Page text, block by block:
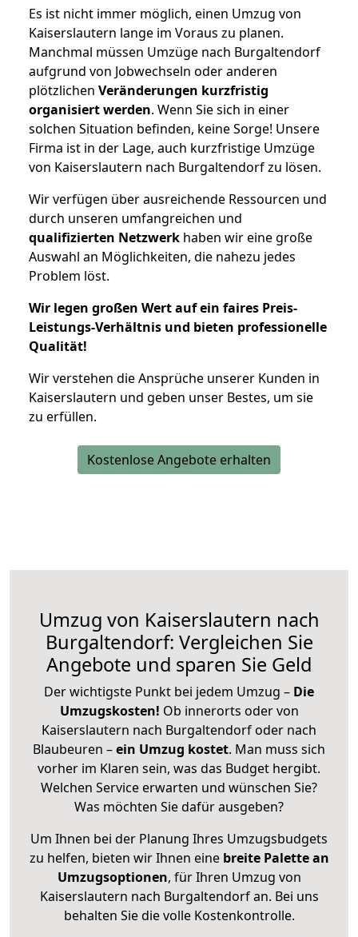
Es ist nicht immer möglich, einen Umzug von
Kaiserslautern lange im Voraus zu planen.
Manchmal müssen Umzüge nach Burgaltendorf
aufgrund von Jobwechseln oder anderen
plötzlichen Veränderungen kurzfristig
organisiert werden. Wenn Sie sich in einer
solchen Situation befinden, keine Sorge! Unsere
Firma ist in der Lage, auch kurzfristige Umzüge
von Kaiserslautern nach Burgaltendorf zu lösen.
Wir verfügen über ausreichende Ressourcen und
durch unseren umfangreichen und
qualifizierten Netzwerk haben wir eine große
Auswahl an Möglichkeiten, die nahezu jedes
Problem löst.
Wir legen großen Wert auf ein faires Preis-
Leistungs-Verhältnis und bieten professionelle
Qualität!
Wir verstehen die Ansprüche unserer Kunden in
Kaiserslautern und geben unser Bestes, um sie
zu erfüllen.
Kostenlose Angebote erhalten
Umzug von Kaiserslautern nach
Burgaltendorf: Vergleichen Sie
Angebote und sparen Sie Geld
Der wichtigste Punkt bei jedem Umzug – Die
Umzugskosten! Ob innerorts oder von
Kaiserslautern nach Burgaltendorf oder nach
Blaubeuren –ein Umzug kostet. Man muss sich
vorher im Klaren sein, was das Budget hergibt.
Welchen Service erwarten und wünschen Sie?
Was möchten Sie dafür ausgeben?
Um Ihnen bei der Planung Ihres Umzugsbudgets
zu helfen, bieten wir Ihnen eine breite Palette an
Umzugsoptionen, für Ihren Umzug von
Kaiserslautern nach Burgaltendorf an. Bei uns
behalten Sie die volle Kostenkontrolle.